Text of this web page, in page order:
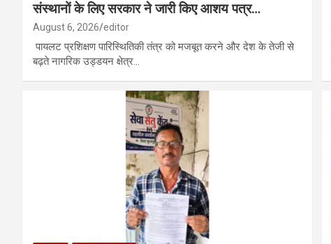
संस्थानों के लिए सरकार ने जारी किए आशय पत्र…
August 6, 2026 editor
पायलट प्रशिक्षण पारिस्थितिकी तंत्र को मजबूत करने और देश के तेजी से
बढ़ते नागरिक उड्डयन क्षेत्र…